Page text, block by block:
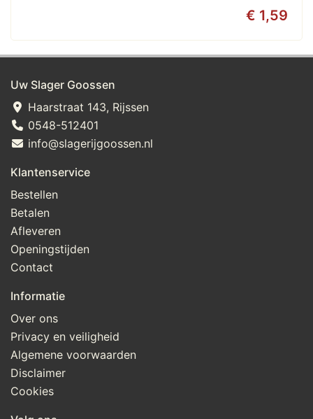
€ 1,59
Uw Slager Goossen
Haarstraat 143, Rijssen
0548-512401
info@slagerijgoossen.nl
Klantenservice
Bestellen
Betalen
Afleveren
Openingstijden
Contact
Informatie
Over ons
Privacy en veiligheid
Algemene voorwaarden
Disclaimer
Cookies